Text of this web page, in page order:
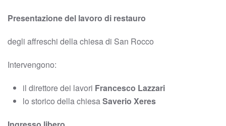
Presentazione del lavoro di restauro
degli affreschi della chiesa di San Rocco
Intervengono:
il direttore dei lavori Francesco Lazzari
lo storico della chiesaSaverio Xeres